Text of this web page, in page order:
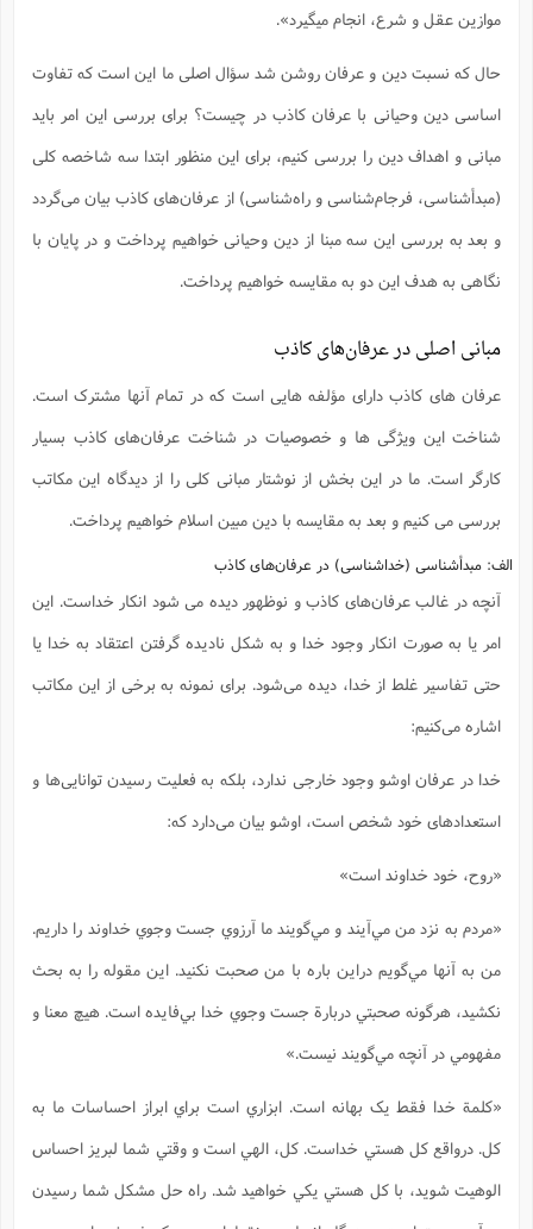
موازين عقل و شرع، انجام مي‏گيرد».
حال که نسبت دین و عرفان روشن شد سؤال اصلی ما این است که تفاوت
اساسی دین وحیانی با عرفان کاذب در چیست؟ برای بررسی این امر باید
مبانی و اهداف دین را بررسی کنیم، برای این منظور ابتدا سه شاخصه کلی
(مبدأشناسی، فرجام‌شناسی و راه‌شناسی) از عرفان‌های کاذب بیان می‌گردد
و بعد به بررسی این سه مبنا از دین وحیانی خواهیم پرداخت و در پایان با
نگاهی به هدف این دو به مقایسه خواهیم پرداخت.
مبانی اصلی در عرفان‌های کاذب
عرفان های کاذب دارای مؤلفه هایی است که در تمام آنها مشترک است.
شناخت این ویژگی ‌ها و خصوصیات در شناخت عرفان‌های کاذب بسیار
کارگر است. ما در این بخش از نوشتار مبانی کلی را از دیدگاه این مکاتب
بررسی می کنیم و بعد به مقایسه با دین مبین اسلام خواهیم پرداخت.
الف: مبدأ‌شناسی (خداشناسی) در عرفان‌های کاذب
آنچه در غالب عرفان‌های کاذب و نوظهور دیده می شود انکار خداست. این
امر یا به صورت انکار وجود خدا و به شکل ناديده گرفتن اعتقاد به خدا یا
حتی تفاسیر غلط از خدا،‌ دیده می‌شود. برای نمونه به برخی از این مکاتب
اشاره می‌کنیم:
خدا در عرفان اوشو وجود خارجی ندارد، بلکه به فعلیت رسیدن توانایی‌ها و
استعدادهای خود شخص است، اوشو بیان می‌دارد که:
«روح، خود خداوند است»
«مردم به نزد من مي‌آيند و مي‌گويند ما آرزوي جست وجوي خداوند را داريم.
من به آنها مي‌گويم دراين باره با من صحبت نکنيد. اين مقوله را به بحث
نکشيد، هرگونه صحبتي دربارة جست وجوي خدا بي‌فايده است. هيچ معنا و
مفهومي در آنچه مي‌گويند نيست.»
«کلمة خدا فقط يک بهانه است. ابزاري است براي ابراز احساسات ما به
کل. درواقع کل هستي خداست. کل،‌ الهي است و وقتي شما لبريز احساس
الوهيت شويد، با کل هستي يکي خواهيد شد. راه حل مشکل شما رسيدن